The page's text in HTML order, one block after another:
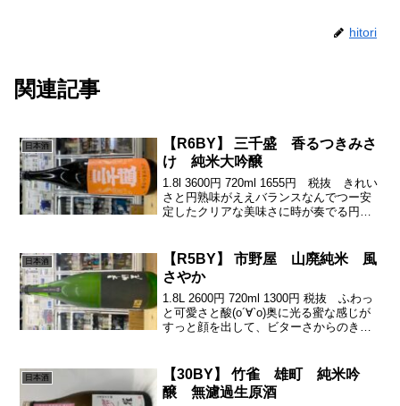
hitori
関連記事
日本酒
【R6BY】 三千盛 香るつきみさ
け 純米大吟醸
1.8l 3600円 720ml 1655円 税抜 きれい
さと円熟味がええバランスなんでつー安
定したクリアな美味さに時が奏でる円熟
プがやっぱり多様性として必...
日本酒
【R5BY】 市野屋 山廃純米 風
さやか
1.8L 2600円 720ml 1300円 税抜 ふわっ
と可愛さと酸(о´∀`о)奥に光る蜜な感じが
すっと顔を出して、ビターさからのきゅ
飯米「風さやか」...
日本酒
【30BY】 竹雀 雄町 純米吟
醸 無濾過生原酒